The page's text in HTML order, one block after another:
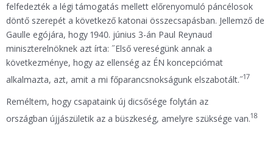
felfedezték a légi támogatás mellett előrenyomuló páncélosok
döntő szerepét a következő katonai összecsapásban. Jellemző de
Gaulle egójára, hogy 1940. június 3-án Paul Reynaud
miniszterelnöknek azt írta: ˝Első vereségünk annak a
következménye, hogy az ellenség az ÉN koncepciómat
alkalmazta, azt, amit a mi főparancsnokságunk elszabotált.˝17
Reméltem, hogy csapataink új dicsősége folytán az
országban újjászületik az a büszkeség, amelyre szüksége van.18